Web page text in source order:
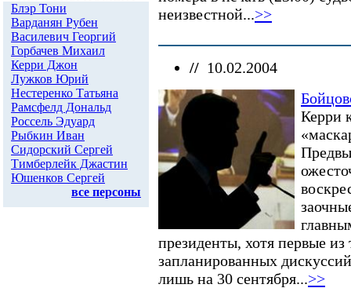
и Южной Осетии
Автопром
Ксенофобия и
неофашизм в России
Россия и Прибалтика
Исторические версии
Косово
Россия и Белоруссия
Израиль и Палестина
Дело ЮКОСа
Защита Химкинского
леса
Дело Бульбова
Россия и финансовый
кризис
неизвестной...>>
// 10.02.2004
Керри
президенты, хотя первые
запланированных
лишь на 30 сентября...>>